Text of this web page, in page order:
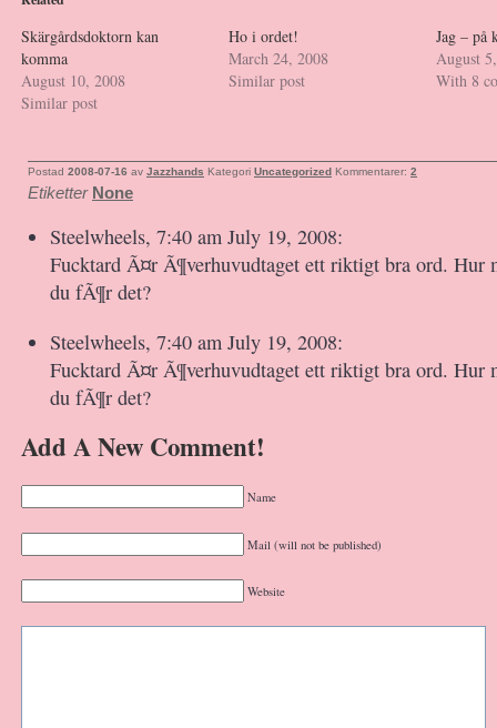
Skärgårdsdoktorn kan
komma
August 10, 2008
Similar post
Ho i ordet!
March 24, 2008
Similar post
Jag – på
August
With 8
Postad 2008-07-16 av Jazzhands Kategori Uncategorized Kommentarer: 2
Etiketter None
Steelwheels, 7:40 am July 19, 2008:
Fucktard Ã¤r Ã¶verhuvudtaget ett riktigt bra ord. Hur
du fÃ¶r det?
Steelwheels, 7:40 am July 19, 2008:
Fucktard Ã¤r Ã¶verhuvudtaget ett riktigt bra ord. Hur
du fÃ¶r det?
Add A New Comment!
Name
Mail (will not be published)
Website